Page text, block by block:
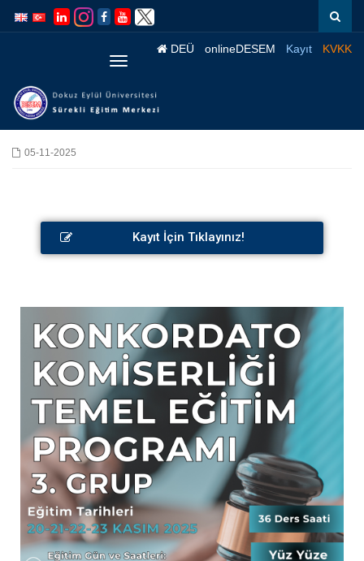
atla
Navigasyona
atla
DEÜ onlineDESEM Kayıt KVKK
Menüye
05-11-2025
Kayıt İçin Tıklayınız!